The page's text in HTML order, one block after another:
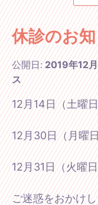
休診のお
公開日:2019年12
ス
12月14日（土曜
12月30日（月曜
12月31日（火曜
ご迷惑をおかけ